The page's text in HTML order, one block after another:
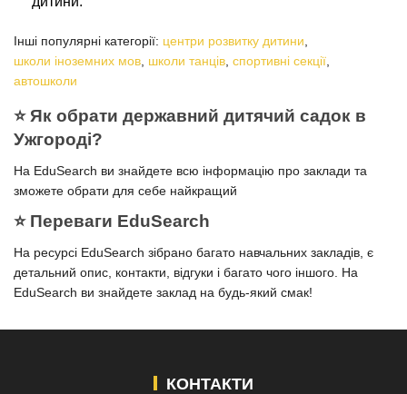
Інші популярні категорії: центри розвитку дитини
школи іноземних мов школи танців спортивні секції
автошколи
⭐️ Як обрати державний дитячий садок в
Ужгороді?
На EduSearch ви знайдете всю інформацію про заклади та
зможете обрати для себе найкращий
⭐️ Переваги EduSearch
На ресурсі EduSearch зібрано багато навчальних закладів, є
детальний опис, контакти, відгуки і багато чого іншого. На
EduSearch ви знайдете заклад на будь-який смак!
КОНТАКТИ